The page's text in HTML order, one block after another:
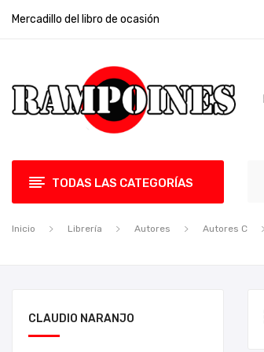
Mercadillo del libro de ocasión
TODAS LAS CATEGORÍAS
Inicio Librería Autores Autores C
CLAUDIO NARANJO